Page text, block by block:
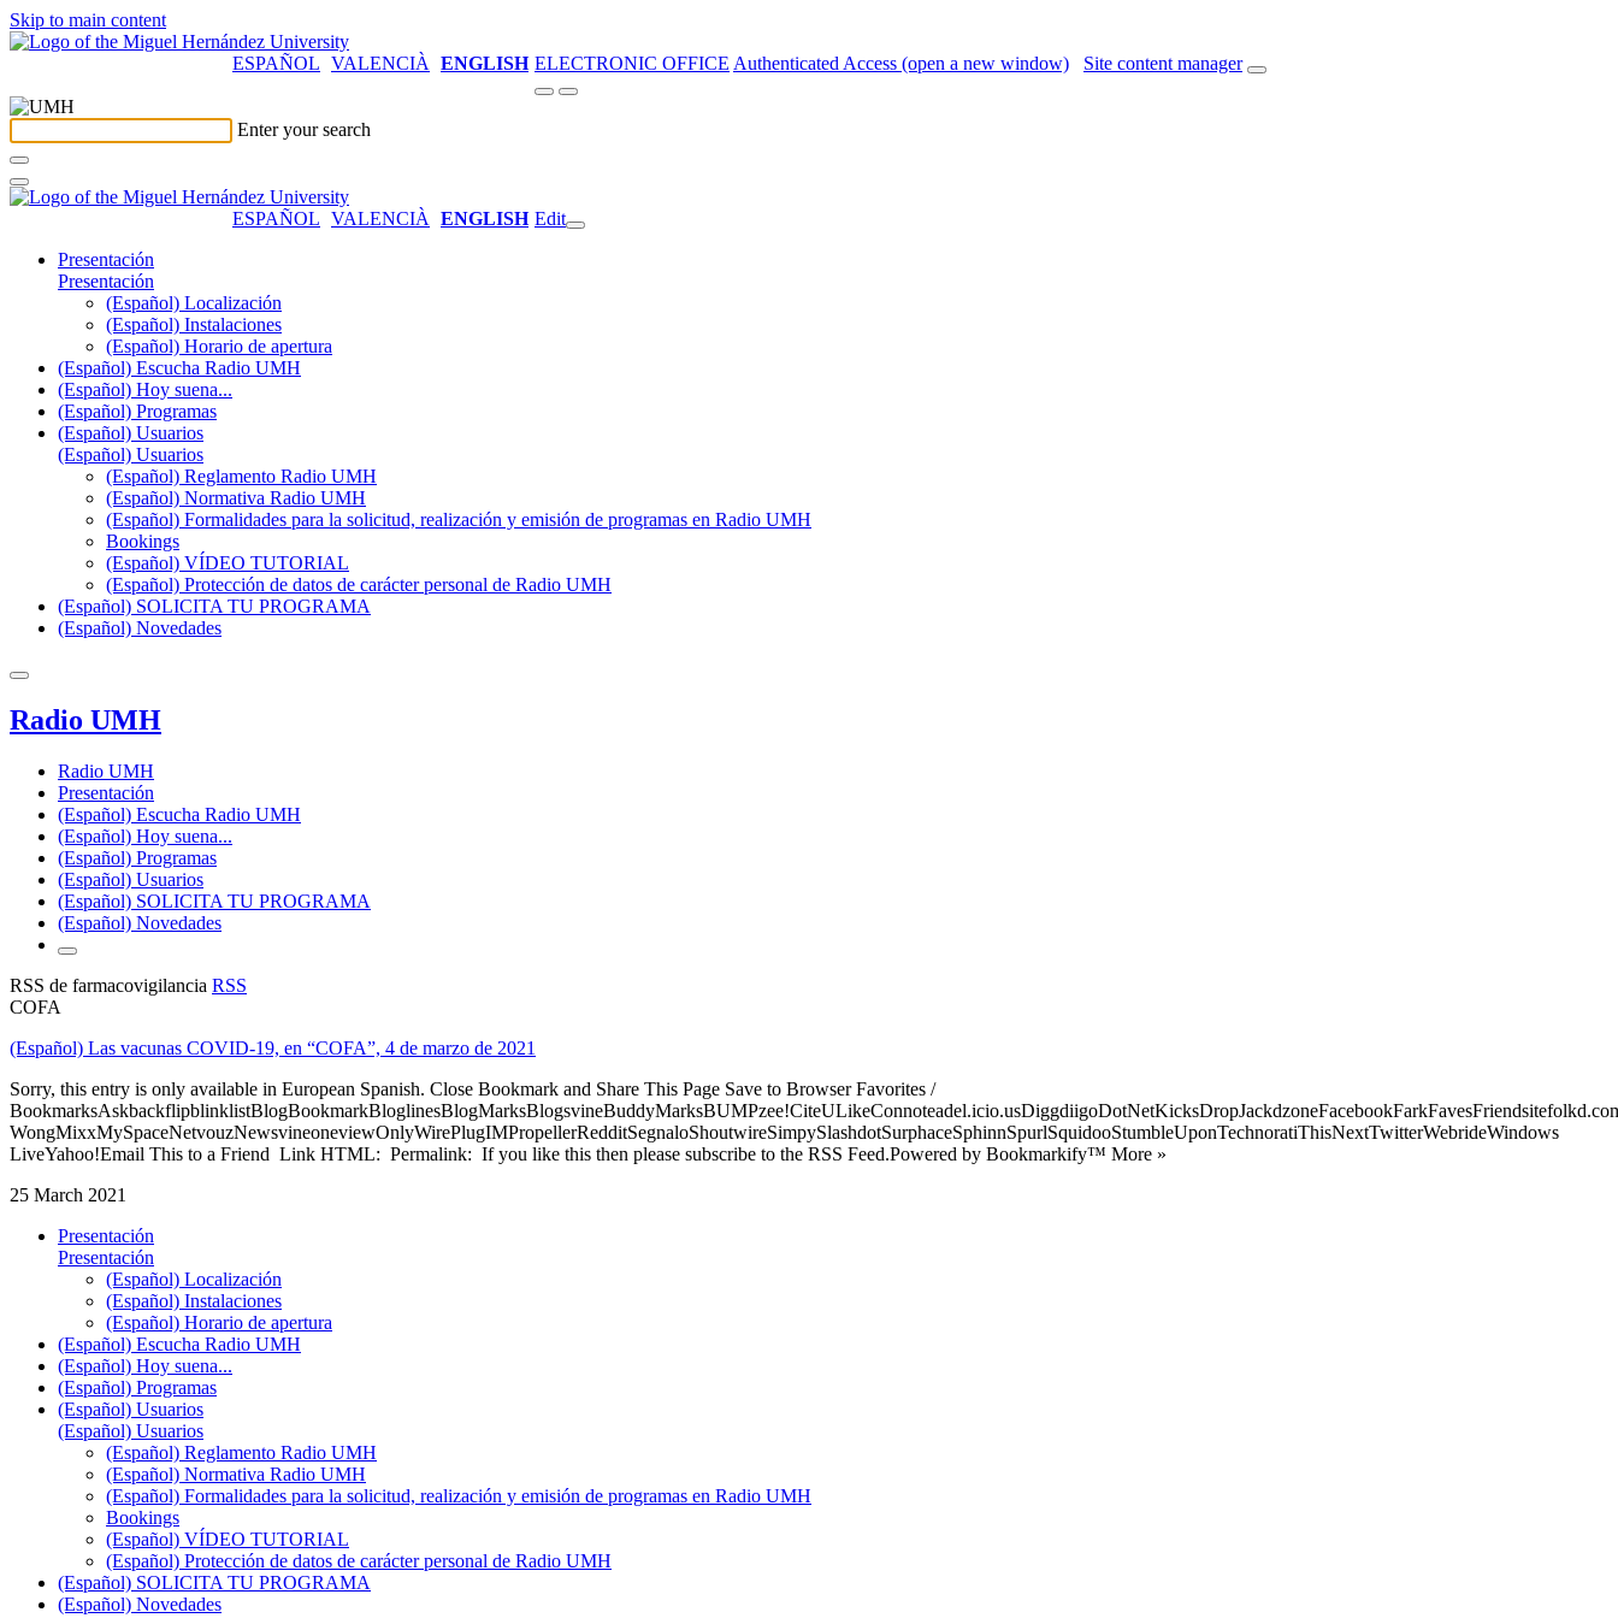
Skip to main content
ESPAÑOL VALENCIÀ ENGLISH ELECTRONIC OFFICE Authenticated Access (open a new window) Site content manager
Enter your search
ESPAÑOL VALENCIÀ ENGLISH Edit
Presentación
Presentación
(Español) Localización
(Español) Instalaciones
(Español) Horario de apertura
(Español) Escucha Radio UMH
(Español) Hoy suena...
(Español) Programas
(Español) Usuarios
(Español) Usuarios
(Español) Reglamento Radio UMH
(Español) Normativa Radio UMH
(Español) Formalidades para la solicitud, realización y emisión de programas en Radio UMH
Bookings
(Español) VÍDEO TUTORIAL
(Español) Protección de datos de carácter personal de Radio UMH
(Español) SOLICITA TU PROGRAMA
(Español) Novedades
Radio UMH
Radio UMH
Presentación
(Español) Escucha Radio UMH
(Español) Hoy suena...
(Español) Programas
(Español) Usuarios
(Español) SOLICITA TU PROGRAMA
(Español) Novedades
RSS de farmacovigilancia RSS
COFA
(Español) Las vacunas COVID-19, en “COFA”, 4 de marzo de 2021
Sorry, this entry is only available in European Spanish. Close Bookmark and Share This Page Save to Browser Favorites /
WongMixxMySpaceNetvouzNewsvineoneviewOnlyWirePlugIMPropellerRedditSegnaloShoutwireSimpySlashdotSurphaceSphinnSpurlSquidooStumbleUponTechnoratiThisNextTwitterWebrideWindows
LiveYahoo!Email This to a Friend Link HTML: Permalink: If you like this then please subscribe to the RSS Feed.Powered by Bookmarkify™ More »
25 March 2021
Presentación
Presentación
(Español) Localización
(Español) Instalaciones
(Español) Horario de apertura
(Español) Escucha Radio UMH
(Español) Hoy suena...
(Español) Programas
(Español) Usuarios
(Español) Usuarios
(Español) Reglamento Radio UMH
(Español) Normativa Radio UMH
(Español) Formalidades para la solicitud, realización y emisión de programas en Radio UMH
Bookings
(Español) VÍDEO TUTORIAL
(Español) Protección de datos de carácter personal de Radio UMH
(Español) SOLICITA TU PROGRAMA
(Español) Novedades